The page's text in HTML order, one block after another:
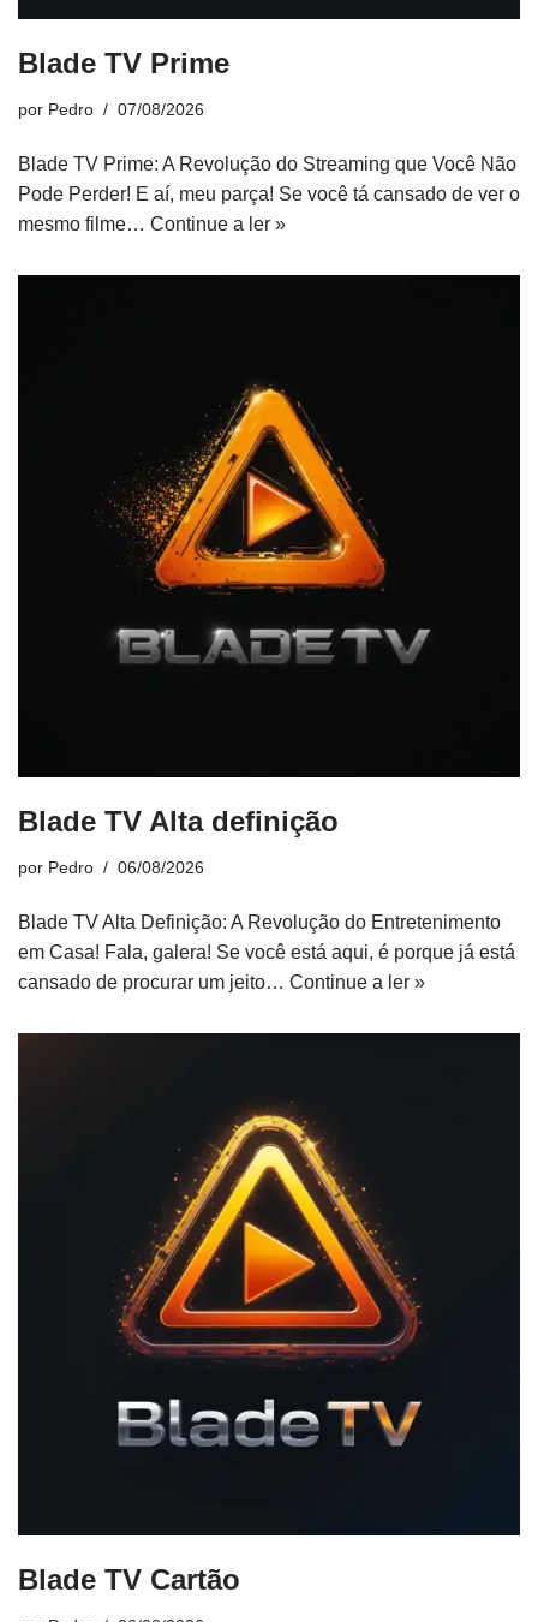
Blade TV Prime
por Pedro 07/08/2026
Blade TV Prime: A Revolução do Streaming que Você Não
Pode Perder! E aí, meu parça! Se você tá cansado de ver o
mesmo filme… Continue a ler »
Blade TV Alta definição
por Pedro 06/08/2026
Blade TV Alta Definição: A Revolução do Entretenimento
em Casa! Fala, galera! Se você está aqui, é porque já está
cansado de procurar um jeito… Continue a ler »
Blade TV Cartão